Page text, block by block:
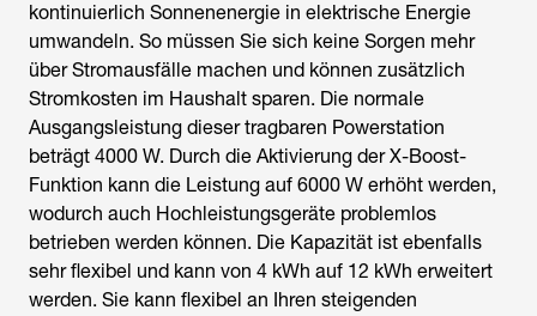
kontinuierlich Sonnenenergie in elektrische Energie
umwandeln. So müssen Sie sich keine Sorgen mehr
über Stromausfälle machen und können zusätzlich
Stromkosten im Haushalt sparen. Die normale
Ausgangsleistung dieser tragbaren Powerstation
beträgt 4000 W. Durch die Aktivierung der X-Boost-
Funktion kann die Leistung auf 6000 W erhöht werden,
wodurch auch Hochleistungsgeräte problemlos
betrieben werden können. Die Kapazität ist ebenfalls
sehr flexibel und kann von 4 kWh auf 12 kWh erweitert
werden. Sie kann flexibel an Ihren steigenden